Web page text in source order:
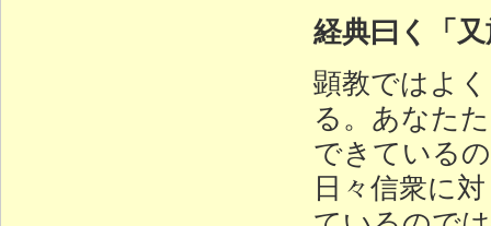
経典曰く「
顕教ではよ
る。あなた
できている
日々信衆に